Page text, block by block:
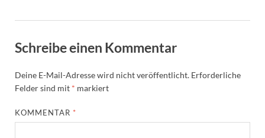
Schreibe einen Kommentar
Deine E-Mail-Adresse wird nicht veröffentlicht. Erforderliche
Felder sind mit * markiert
KOMMENTAR *